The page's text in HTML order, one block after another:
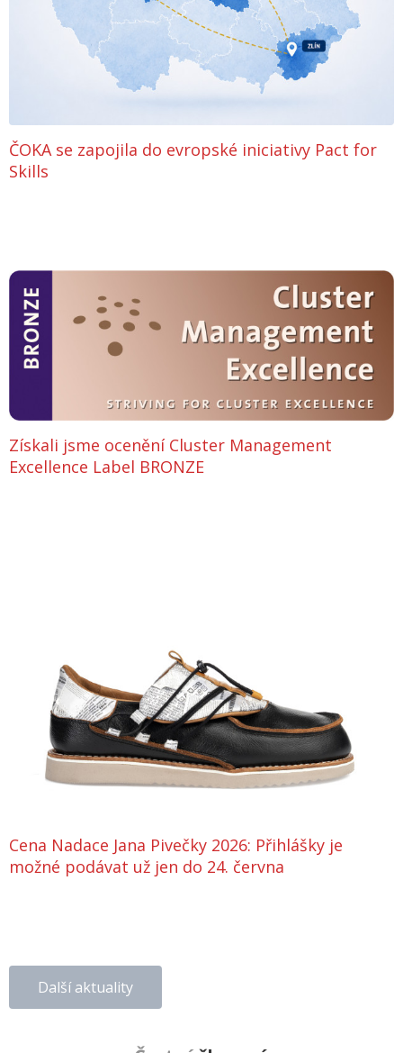
ČOKA se zapojila do evropské iniciativy Pact for
Skills
Získali jsme ocenění Cluster Management
Excellence Label BRONZE
Cena Nadace Jana Pivečky 2026: Přihlášky je
možné podávat už jen do 24. června
Další aktuality